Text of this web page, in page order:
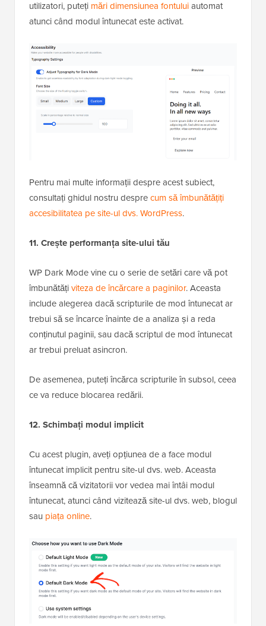
utilizatori, puteți mări dimensiunea fontuluiautomat
atunci când modul întunecat este activat.
Pentru mai multe informații despre acest subiect,
consultați ghidul nostru desprecum să îmbunătățiți
accesibilitatea pe site-ul dvs. WordPress.
11. Crește performanța site-ului tău
WP Dark Mode vine cu o serie de setări care vă pot
îmbunătățiviteza de încărcare a paginilor. Aceasta
include alegerea dacă scripturile de mod întunecat ar
trebui să se încarce înainte de a analiza și a reda
conținutul paginii, sau dacă scriptul de mod întunecat
ar trebui preluat asincron.
De asemenea, puteți încărca scripturile în subsol, ceea
ce va reduce blocarea redării.
12. Schimbați modul implicit
Cu acest plugin, aveți opțiunea de a face modul
întunecat implicit pentru site-ul dvs. web. Aceasta
înseamnă că vizitatorii vor vedea mai întâi modul
întunecat, atunci când vizitează site-ul dvs. web, blogul
sau piața online.